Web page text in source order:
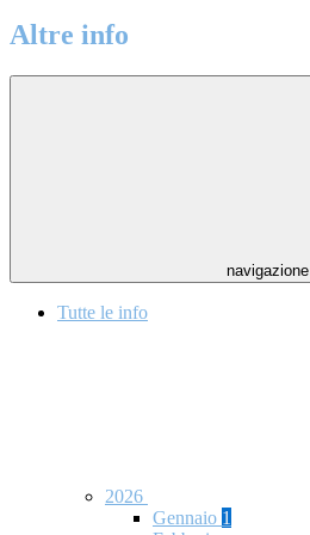
Altre info
navigazione
Tutte le info
2026
Gennaio 1